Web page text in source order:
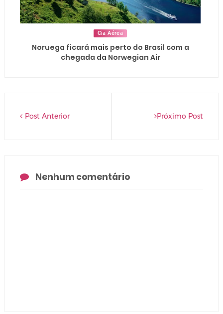
Cia Aérea
Noruega ficará mais perto do Brasil com a
chegada da Norwegian Air
Próximo Post
Post Anterior
Nenhum comentário